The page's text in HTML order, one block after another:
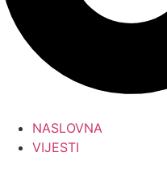
NASLOVNA
VIJESTI